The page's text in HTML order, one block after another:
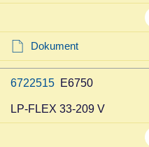
Dokument
6722515 E6750
LP-FLEX 33-209 V